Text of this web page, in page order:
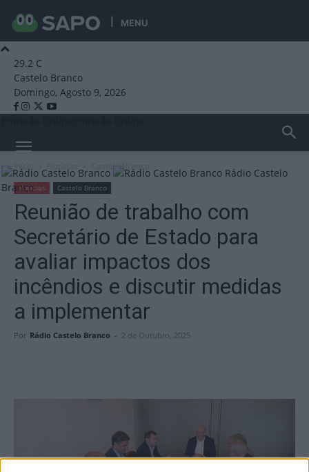
MENU
29.2 C
Castelo Branco
Domingo, Agosto 9, 2026
Rádio Castelo
Branco
Castelo Branco
Notícias Castelo Branco
Reunião de trabalho com
Secretário de Estado para
avaliar impactos dos
incêndios e discutir medidas
a implementar
Por Rádio Castelo Branco - 2 de Outubro, 2025